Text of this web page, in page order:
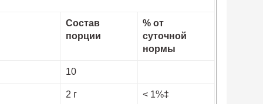
Состав
порции
% от
суточной
нормы
10
2 г < 1%‡